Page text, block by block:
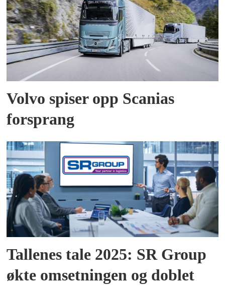
Volvo spiser opp Scanias
forsprang
Tallenes tale 2025: SR Group
økte omsetningen og doblet